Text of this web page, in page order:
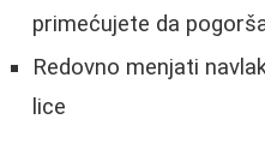
primećujete da
Redovno menjati
lice